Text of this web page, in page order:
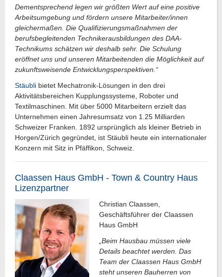
Dementsprechend legen wir größten Wert auf eine positive
Arbeitsumgebung und fördern unsere Mitarbeiter/innen
gleichermaßen. Die Qualifizierungsmaßnahmen der
berufsbegleitenden Technikerausbildungen des DAA-
Technikums schätzen wir deshalb sehr. Die Schulung
eröffnet uns und unseren Mitarbeitenden die Möglichkeit auf
zukunftsweisende Entwicklungsperspektiven.“
Stäubli bietet Mechatronik-Lösungen in den drei
Aktivitätsbereichen Kupplungssysteme, Roboter und
Textilmaschinen. Mit über 5000 Mitarbeitern erzielt das
Unternehmen einen Jahresumsatz von 1.25 Milliarden
Schweizer Franken. 1892 ursprünglich als kleiner Betrieb in
Horgen/Zürich gegründet, ist Stäubli heute ein internationaler
Konzern mit Sitz in Pfäffikon, Schweiz.
Claassen Haus GmbH - Town & Country Haus
Lizenzpartner
Christian Claassen,
Geschäftsführer der Claassen
Haus GmbH
„Beim Hausbau müssen viele
Details beachtet werden. Das
Team der Claassen Haus GmbH
steht unseren Bauherren von